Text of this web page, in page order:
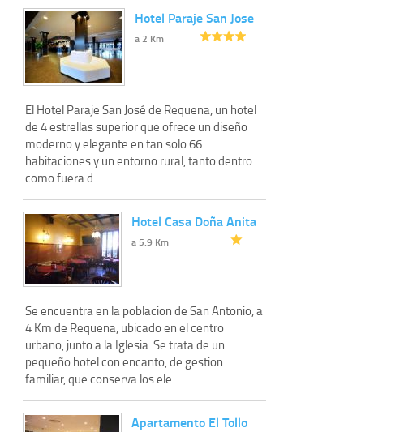
Hotel Paraje San Jose
a 2 Km
El Hotel Paraje San José de Requena, un hotel
de 4 estrellas superior que ofrece un diseño
moderno y elegante en tan solo 66
habitaciones y un entorno rural, tanto dentro
como fuera d...
Hotel Casa Doña Anita
a 5.9 Km
Se encuentra en la poblacion de San Antonio, a
4 Km de Requena, ubicado en el centro
urbano, junto a la Iglesia. Se trata de un
pequeño hotel con encanto, de gestion
familiar, que conserva los ele...
Apartamento El Tollo